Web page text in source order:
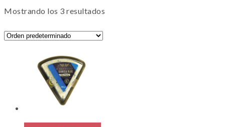
Mostrando los 3 resultados